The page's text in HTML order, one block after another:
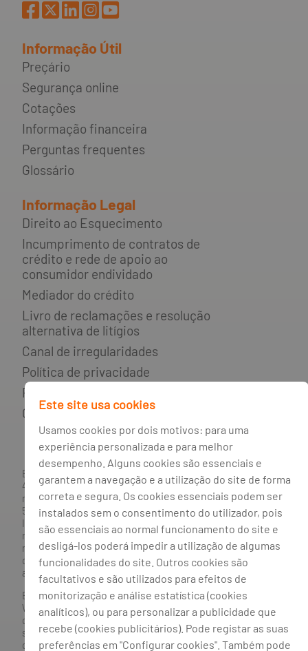
Informação Útil
Preçário
Segurança online
Cotações
Informação financeira
Perguntas frequentes
Glossário
Informação Legal
Direito ao Esquecimento
Incumprimento de contratos de
crédito e rede de apoio ao
consumidor endividado
Mediador do crédito
Livro de reclamações e resolução
alternativa de litígios
Canal de irregularidades
Política de privacidade
Política de cookies
Gestão de cookies
BANCO BPI, S.A., com sede na Avenida da Boavista, 1117,
4100-129 Porto; Capital Social: € 1 293 063 324,98; matriculada
na CRC Porto sob o número de matrícula PTIRNMJ 501 214
534, como o número de identificação fiscal 501 214 534.
Intermediário financeiro registado na CMVM com o n° 300 e
no Banco de Portugal sob o código n° 10. Agente de Seguros
n.º 419527591, registado junto da Autoridade de Supervisão
de Seguros e Fundos de Pensões em 21/01/2019, e autorizado
a exercer atividade nos Ramos de Seguro Vida e Não Vida.
Banco BPI ©. Todos os direitos reservados.
WebsiteAcessível.O Banco BPI não se responsabiliza por
quaisquer traduções do site efetuadas através do browser,
sendo a versão em língua portuguesa a única versão oficial,
que prevalecerá em qualquer caso. Este site encontra-se em
Este site usa cookies
Usamos cookies por dois motivos: para uma
experiência personalizada e para melhor
desempenho. Alguns cookies são essenciais e
garantem a navegação e a utilização do site de forma
correta e segura. Os cookies essenciais podem ser
instalados sem o consentimento do utilizador, pois
são essenciais ao normal funcionamento do site e
desligá-los poderá impedir a utilização de algumas
funcionalidades do site. Outros cookies são
facultativos e são utilizados para efeitos de
monitorização e análise estatística (cookies
analíticos), ou para personalizar a publicidade que
recebe (cookies publicitários). Pode registar as suas
preferências em "Configurar cookies". Também pode